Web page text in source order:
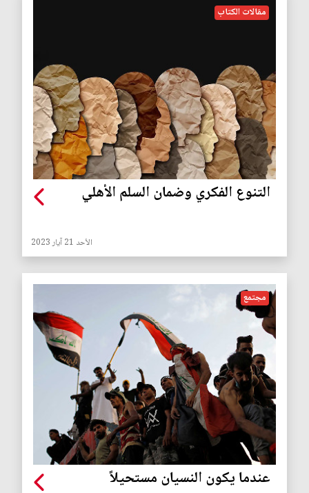
مقالات الكتاب
التنوع الفكري وضمان السلم الأهلي
الأحد 21 آيار 2023
مجتمع
عندما يكون النسيان مستحيلاً